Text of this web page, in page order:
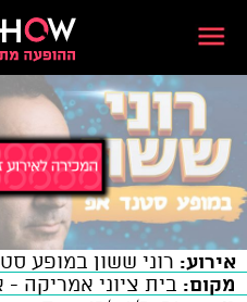
אירוע: רוני ששון במופע
מקום: בית ציוני אמריקה